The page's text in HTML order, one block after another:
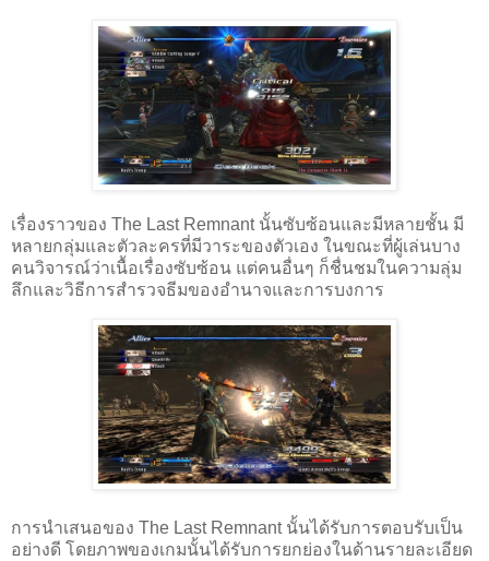
เรื่องราวของ The Last Remnant นั้นซับซ้อนและมีหลายชั้น มี
หลายกลุ่มและตัวละครที่มีวาระของตัวเอง ในขณะที่ผู้เล่นบาง
คนวิจารณ์ว่าเนื้อเรื่องซับซ้อน แต่คนอื่นๆ ก็ชื่นชมในความลุ่ม
ลึกและวิธีการสำรวจธีมของอำนาจและการบงการ
การนำเสนอของ The Last Remnant นั้นได้รับการตอบรับเป็น
อย่างดี โดยภาพของเกมนั้นได้รับการยกย่องในด้านรายละเอียด